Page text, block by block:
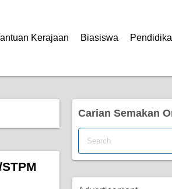
Kerajaan Biasiswa
Carian Semakan